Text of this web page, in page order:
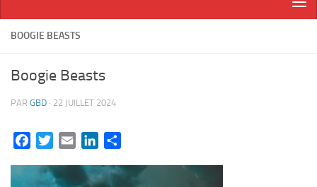
BOOGIE BEASTS
Boogie Beasts
PAR GBD · 22 JUILLET 2024
FacebookTwitterEmail LinkedIn